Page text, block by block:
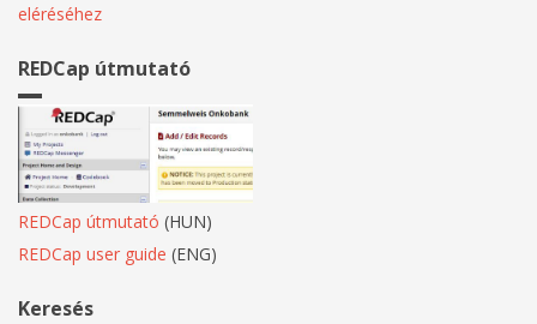
eléréséhez
REDCap útmutató
REDCap útmutató (HUN)
REDCap user guide (ENG)
Keresés